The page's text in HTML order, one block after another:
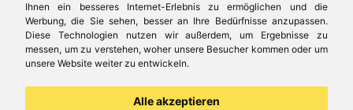
Ihnen ein besseres Internet-Erlebnis zu ermöglichen und die
Werbung, die Sie sehen, besser an Ihre Bedürfnisse anzupassen.
Diese Technologien nutzen wir außerdem, um Ergebnisse zu
messen, um zu verstehen, woher unsere Besucher kommen oder um
unsere Website weiter zu entwickeln.
Alle akzeptieren
Es gibt uns auch in